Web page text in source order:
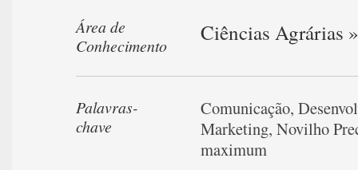
Área de
Conhecimento
Ciências Agrárias
Palavras-
chave
Comunicação,
Marketing,Novilho
maximum